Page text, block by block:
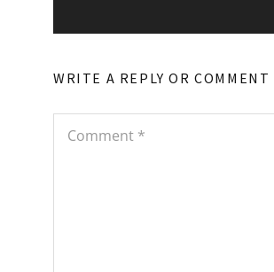
WRITE A REPLY OR COMMENT